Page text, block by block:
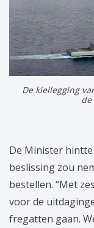
De kiellegging
de
De Minister
beslissing zou
bestellen. “Met
voor de
fregatten gaan.